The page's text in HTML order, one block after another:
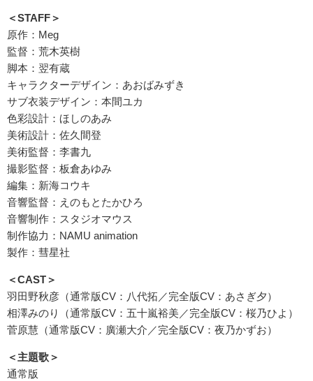
＜STAFF＞
原作：Meg
監督：荒木英樹
脚本：翌有蔵
キャラクターデザイン：あおばみずき
サブ衣装デザイン：本間ユカ
色彩設計：ほしのあみ
美術設計：佐久間登
美術監督：李書九
撮影監督：板倉あゆみ
編集：新海コウキ
音響監督：えのもとたかひろ
音響制作：スタジオマウス
制作協力：NAMU animation
製作：彗星社
＜CAST＞
羽田野秋彦（通常版CV：八代拓／完全版CV：あさぎ夕）
相澤みのり（通常版CV：五十嵐裕美／完全版CV：桜乃ひよ）
菅原慧（通常版CV：廣瀬大介／完全版CV：夜乃かずお）
＜主題歌＞
通常版